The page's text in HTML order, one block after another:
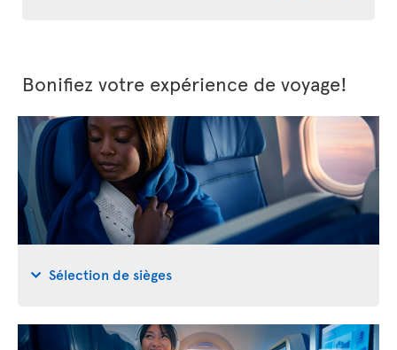
Bonifiez votre expérience de voyage!
Sélection de sièges